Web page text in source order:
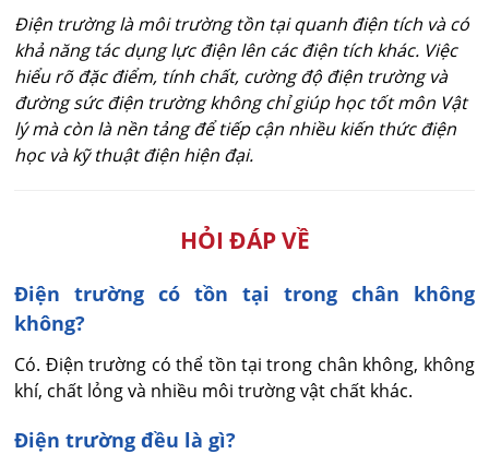
Điện trường là môi trường tồn tại quanh điện tích và có
khả năng tác dụng lực điện lên các điện tích khác. Việc
hiểu rõ đặc điểm, tính chất, cường độ điện trường và
đường sức điện trường không chỉ giúp học tốt môn Vật
lý mà còn là nền tảng để tiếp cận nhiều kiến thức điện
học và kỹ thuật điện hiện đại.
HỎI ĐÁP VỀ
Điện trường có tồn tại trong chân không
không?
Có. Điện trường có thể tồn tại trong chân không, không
khí, chất lỏng và nhiều môi trường vật chất khác.
Điện trường đều là gì?